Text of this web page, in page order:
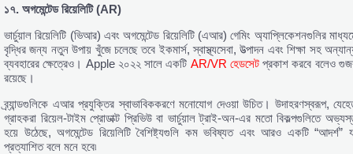
১৭. অগমেন্টেডরিয়েলিটি (AR)
ভার্চুয়াল রিয়েলিটি (ভিআর) এবং অগমেন্টেড রিয়েলিটি (এআর) গেমিং অ্যাপ্লিকেশনগুলির
বৃদ্ধির জন্য নতুন উপায় খুঁজে চলেছে তবে ইকমার্স, স্বাস্থ্যসেবা, উত্পাদন এবং শিক্ষা সহ
ব্যবহারের ক্ষেত্রেও। Apple ২০২২ সালে একটি AR/VR হেডসেটপ্রকাশ করবে বলেও
রয়েছে।
ব্র্যান্ডগুলিকে এআর প্রযুক্তির স্বাভাবিককরণে মনোযোগ দেওয়া উচিত। উদাহরণস্বরূপ,
গ্রাহকরা রিয়েল-টাইম প্রোডাক্ট প্রিভিউ বা ভার্চুয়াল ট্রাই-অন-এর মতো বিকল্পগুলিতে
হয়ে উঠেছে, অগমেন্টেড রিয়েলিটি বৈশিষ্ট্যগুলি কম ভবিষ্যত এবং আরও একটি “আদর্শ”
প্রত্যাশিত বলে মনে হবে৷